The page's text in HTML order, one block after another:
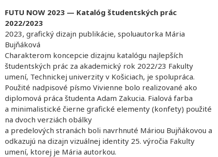
FUTU NOW 2023 — Katalóg študentských prác
2022/2023
2023, grafický dizajn publikácie, spoluautorka Mária
Bujňáková
Charakterom koncepcie dizajnu katalógu najlepších
študentských prác za akademický rok 2022/23 Fakulty
umení, Technickej univerzity v Košiciach, je spolupráca.
Použité nadpisové písmo Vivienne bolo realizované ako
diplomová práca študenta Adam Zakucia. Fialová farba
a minimalistické čierne grafické elementy (konfety) použité
na dvoch verziách obálky
a predelových stranách boli navrhnuté Máriou Bujňákovou a
odkazujú na dizajn vizuálnej identity 25. výročia Fakulty
umení, ktorej je Mária autorkou.